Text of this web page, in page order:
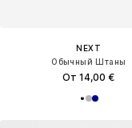
NEXT
Обычный Штаны
От 14,00 €